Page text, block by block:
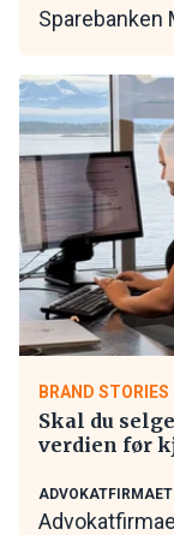
Sparebanken
BRAND STORIES
Skal du
verdien før